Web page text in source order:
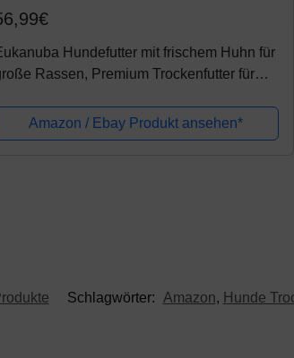
Hundefutter mit frischem Huhn für
Rassen, Premium Trockenfutter für
Amazon / Ebay Produkt ansehen*
Schlagwörter: Amazon, Hunde